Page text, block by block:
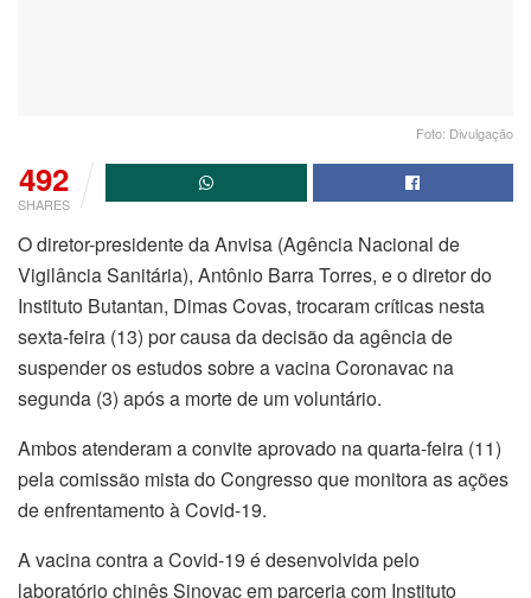
Foto: Divulgação
492
SHARES
O diretor-presidente da Anvisa (Agência Nacional de
Vigilância Sanitária), Antônio Barra Torres, e o diretor do
Instituto Butantan, Dimas Covas, trocaram críticas nesta
sexta-feira (13) por causa da decisão da agência de
suspender os estudos sobre a vacina Coronavac na
segunda (3) após a morte de um voluntário.
Ambos atenderam a convite aprovado na quarta-feira (11)
pela comissão mista do Congresso que monitora as ações
de enfrentamento à Covid-19.
A vacina contra a Covid-19 é desenvolvida pelo
laboratório chinês Sinovac em parceria com Instituto